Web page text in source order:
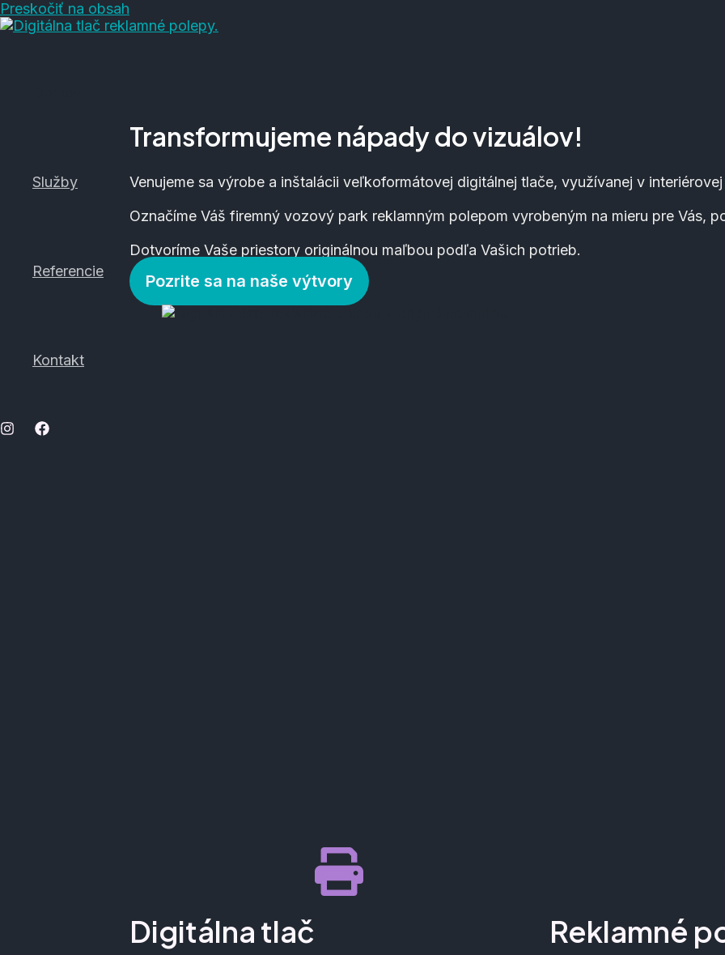
Preskočiť na obsah
Služby
Referencie
Kontakt
Transformujeme nápady do vizuálov!
Venujeme sa výrobe a inštalácii veľkoformátovej digitálnej tlače, využívanej v
Označíme Váš firemný vozový park reklamným polepom vyrobeným na mieru pre Vás,
Dotvoríme Vaše priestory originálnou maľbou podľa Vašich potrieb.
Pozrite sa na naše výtvory
Digitálna tlač Reklamné